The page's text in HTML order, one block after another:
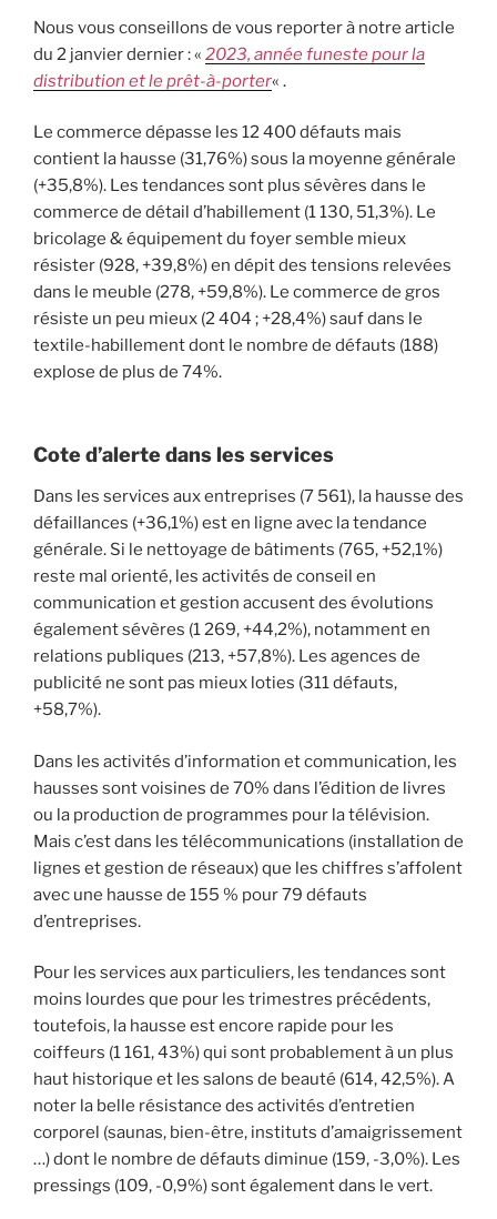
Nous vous conseillons de vous reporter à notre article
du 2 janvier dernier : « 2023, année funeste pour la
distribution et le prêt-à-porter« .
Le commerce dépasse les 12 400 défauts mais
contient la hausse (31,76%) sous la moyenne générale
(+35,8%). Les tendances sont plus sévères dans le
commerce de détail d’habillement (1 130, 51,3%). Le
bricolage & équipement du foyer semble mieux
résister (928, +39,8%) en dépit des tensions relevées
dans le meuble (278, +59,8%). Le commerce de gros
résiste un peu mieux (2 404 ; +28,4%) sauf dans le
textile-habillement dont le nombre de défauts (188)
explose de plus de 74%.
Cote d’alerte dans les services
Dans les services aux entreprises (7 561), la hausse des
défaillances (+36,1%) est en ligne avec la tendance
générale. Si le nettoyage de bâtiments (765, +52,1%)
reste mal orienté, les activités de conseil en
communication et gestion accusent des évolutions
également sévères (1 269, +44,2%), notamment en
relations publiques (213, +57,8%). Les agences de
publicité ne sont pas mieux loties (311 défauts,
+58,7%).
Dans les activités d’information et communication, les
hausses sont voisines de 70% dans l’édition de livres
ou la production de programmes pour la télévision.
Mais c’est dans les télécommunications (installation de
lignes et gestion de réseaux) que les chiffres s’affolent
avec une hausse de 155 % pour 79 défauts
d’entreprises.
Pour les services aux particuliers, les tendances sont
moins lourdes que pour les trimestres précédents,
toutefois, la hausse est encore rapide pour les
coiffeurs (1 161, 43%) qui sont probablement à un plus
haut historique et les salons de beauté (614, 42,5%). A
noter la belle résistance des activités d’entretien
corporel (saunas, bien-être, instituts d’amaigrissement
…) dont le nombre de défauts diminue (159, -3,0%). Les
pressings (109, -0,9%) sont également dans le vert.